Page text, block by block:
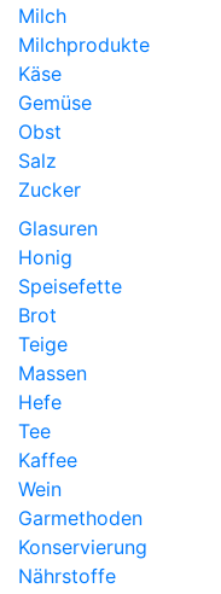
Milch
Milchprodukte
Käse
Gemüse
Obst
Salz
Zucker
Glasuren
Honig
Speisefette
Brot
Teige
Massen
Hefe
Tee
Kaffee
Wein
Garmethoden
Konservierung
Nährstoffe